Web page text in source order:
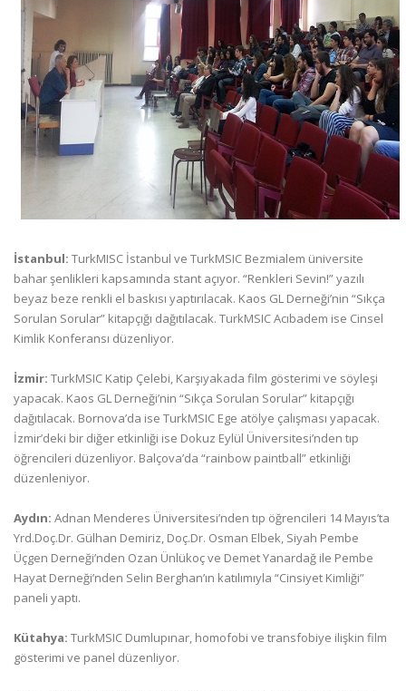
İstanbul: TurkMISC İstanbul ve TurkMSIC Bezmialem üniversite
bahar şenlikleri kapsamında stant açıyor. “Renkleri Sevin!” yazılı
beyaz beze renkli el baskısı yaptırılacak. Kaos GL Derneği’nin “Sıkça
Sorulan Sorular” kitapçığı dağıtılacak. TurkMSIC Acıbadem ise Cinsel
Kimlik Konferansı düzenliyor.
İzmir: TurkMSIC Katip Çelebi, Karşıyakada film gösterimi ve söyleşi
yapacak. Kaos GL Derneği’nin “Sıkça Sorulan Sorular” kitapçığı
dağıtılacak. Bornova’da ise TurkMSIC Ege atölye çalışması yapacak.
İzmir’deki bir diğer etkinliği ise Dokuz Eylül Üniversitesi’nden tıp
öğrencileri düzenliyor. Balçova’da “rainbow paintball” etkinliği
düzenleniyor.
Aydın: Adnan Menderes Üniversitesi’nden tıp öğrencileri 14 Mayıs’ta
Yrd.Doç.Dr. Gülhan Demiriz, Doç.Dr. Osman Elbek, Siyah Pembe
Üçgen Derneği’nden Ozan Ünlükoç ve Demet Yanardağ ile Pembe
Hayat Derneği’nden Selin Berghan’ın katılımıyla “Cinsiyet Kimliği”
paneli yaptı.
Kütahya: TurkMSIC Dumlupınar, homofobi ve transfobiye ilişkin film
gösterimi ve panel düzenliyor.